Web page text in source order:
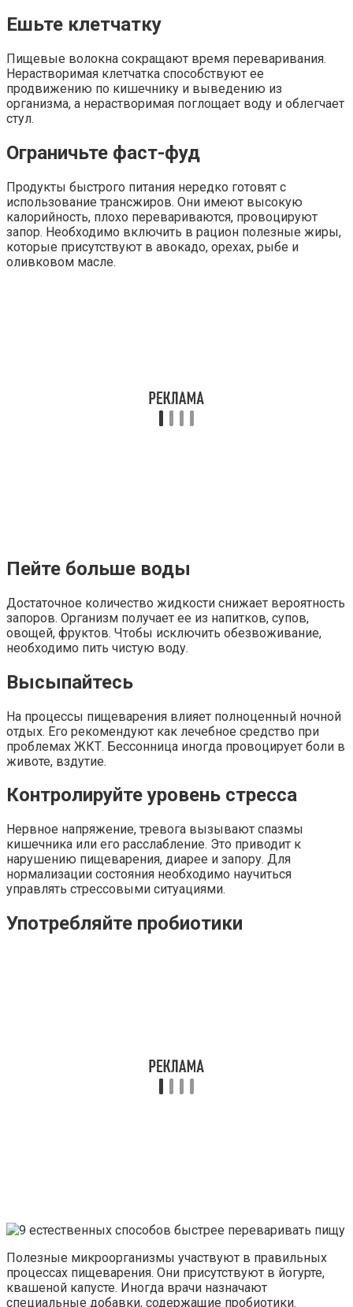
Ешьте клетчатку
Пищевые волокна сокращают время переваривания.
Нерастворимая клетчатка способствуют ее
продвижению по кишечнику и выведению из
организма, а нерастворимая поглощает воду и облегчает
стул.
Ограничьте фаст-фуд
Продукты быстрого питания нередко готовят с
использование трансжиров. Они имеют высокую
калорийность, плохо перевариваются, провоцируют
запор. Необходимо включить в рацион полезные жиры,
которые присутствуют в авокадо, орехах, рыбе и
оливковом масле.
Пейте больше воды
Достаточное количество жидкости снижает вероятность
запоров. Организм получает ее из напитков, супов,
овощей, фруктов. Чтобы исключить обезвоживание,
необходимо пить чистую воду.
Высыпайтесь
На процессы пищеварения влияет полноценный ночной
отдых. Его рекомендуют как лечебное средство при
проблемах ЖКТ. Бессонница иногда провоцирует боли в
животе, вздутие.
Контролируйте уровень стресса
Нервное напряжение, тревога вызывают спазмы
кишечника или его расслабление. Это приводит к
нарушению пищеварения, диарее и запору. Для
нормализации состояния необходимо научиться
управлять стрессовыми ситуациями.
Употребляйте пробиотики
Полезные микроорганизмы участвуют в правильных
процессах пищеварения. Они присутствуют в йогурте,
квашеной капусте. Иногда врачи назначают
специальные добавки, содержащие пробиотики.